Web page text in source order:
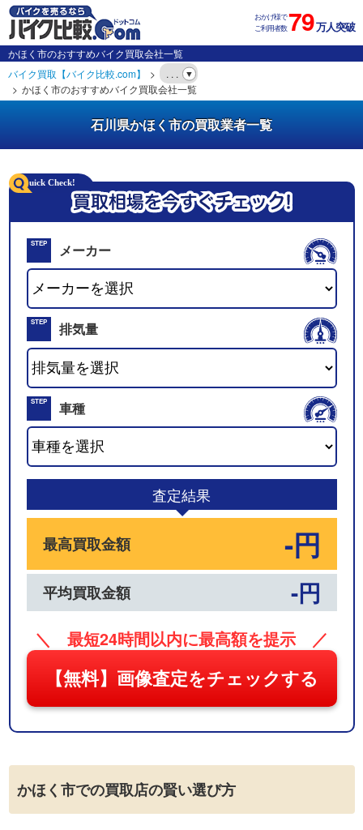
おかげ様で
ご利用者数79万人突破
かほく市のおすすめバイク買取会社一覧
バイク買取【バイク比較.com】
. . .
かほく市のおすすめバイク買取会社一覧
石川県かほく市の買取業者一覧
STEP
01
メーカー
STEP
02
排気量
STEP
03
車種
査定結果
最高買取金額 -円
平均買取金額 -円
＼ 最短24時間以内に最高額を提示 ／
【無料】画像査定をチェックする
かほく市での買取店の賢い選び方